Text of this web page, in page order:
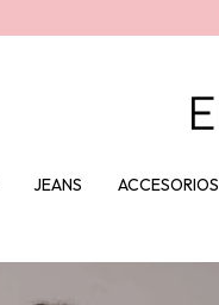
JEANS ACCESORIOS